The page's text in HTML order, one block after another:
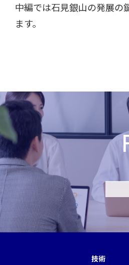
中編では石見銀山の発展の
ます。
技術